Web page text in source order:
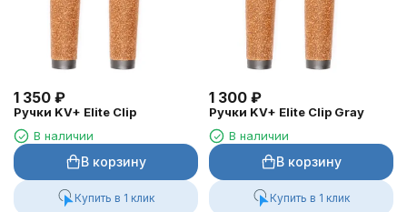
1 350 ₽
Ручки KV+ Elite Clip
В наличии
В корзину
Купить в 1 клик
1 300 ₽
Ручки KV+ Elite Clip Gray
В наличии
В корзину
Купить в 1 клик